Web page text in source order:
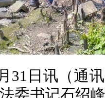
31日讯（通
委书记石绍